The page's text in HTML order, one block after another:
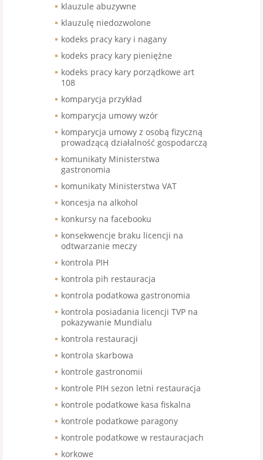
klauzule abuzywne
klauzulę niedozwolone
kodeks pracy kary i nagany
kodeks pracy kary pieniężne
kodeks pracy kary porządkowe art
108
komparycja przykład
komparycja umowy wzór
komparycja umowy z osobą fizyczną
prowadzącą działalność gospodarczą
komunikaty Ministerstwa
gastronomia
komunikaty Ministerstwa VAT
koncesja na alkohol
konkursy na facebooku
konsekwencje braku licencji na
odtwarzanie meczy
kontrola PIH
kontrola pih restauracja
kontrola podatkowa gastronomia
kontrola posiadania licencji TVP na
pokazywanie Mundialu
kontrola restauracji
kontrola skarbowa
kontrole gastronomii
kontrole PIH sezon letni restauracja
kontrole podatkowe kasa fiskalna
kontrole podatkowe paragony
kontrole podatkowe w restauracjach
korkowe